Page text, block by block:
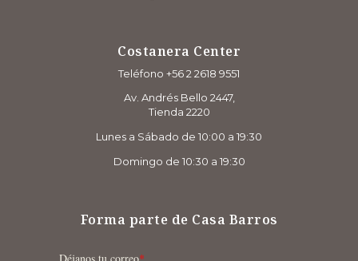
Costanera Center
Teléfono +56 2 2618 9551
Av. Andrés Bello 2447,
Tienda 2220
Lunes a Sábado de 10:00 a 19:30
Domingo de 10:30 a 19:30
Forma parte de Casa Barros